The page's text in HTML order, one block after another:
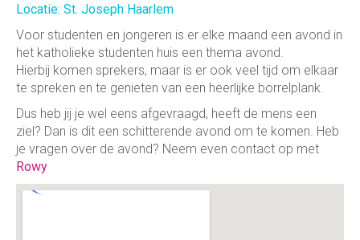
Locatie: St. Joseph Haarlem
Voor studenten en jongeren is er elke maand een avond in
het katholieke studenten huis een thema avond.
Hierbij komen sprekers, maar is er ook veel tijd om elkaar
te spreken en te genieten van een heerlijke borrelplank.
Dus heb jij je wel eens afgevraagd, heeft de mens een
ziel? Dan is dit een schitterende avond om te komen. Heb
je vragen over de avond? Neem even contact op met
Rowy